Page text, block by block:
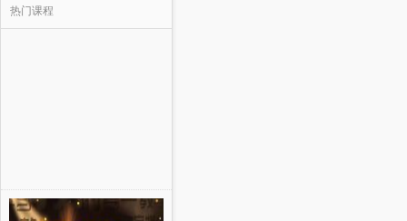
热门课程